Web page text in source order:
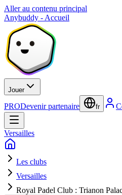
Aller au contenu principal
Anybuddy - Accueil
Jouer
PRODevenir partenaire fr
Versailles
Les clubs
Versailles
Royal Padel Club : Trianon